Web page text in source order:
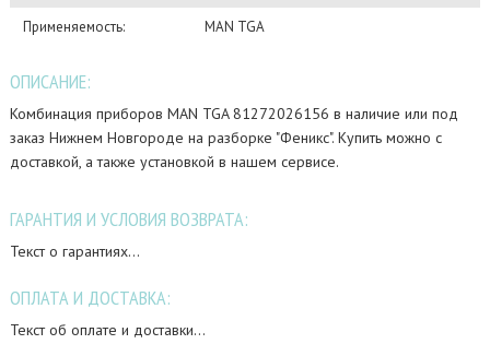
Применяемость: MAN TGA
ОПИСАНИЕ:
Комбинация приборов MAN TGA 81272026156 в наличие или под
заказ Нижнем Новгороде на разборке "Феникс". Купить можно с
доставкой, а также установкой в нашем сервисе.
ГАРАНТИЯ И УСЛОВИЯ ВОЗВРАТА:
Текст о гарантиях...
ОПЛАТА И ДОСТАВКА:
Текст об оплате и доставки...